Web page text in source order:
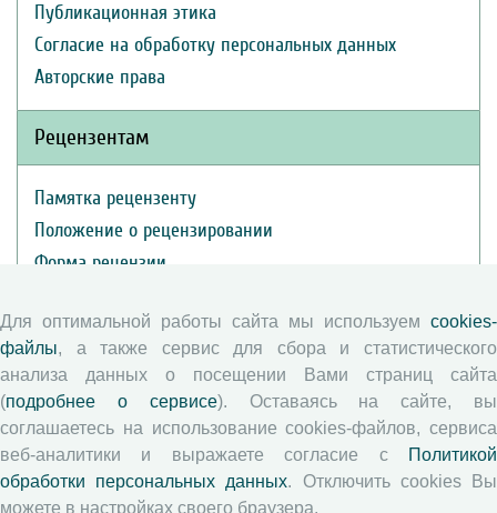
Публикационная этика
Согласие на обработку персональных данных
Авторские права
Рецензентам
Памятка рецензенту
Положение о рецензировании
Форма рецензии
Журналы ВолНЦ РАН
Экономические и социальные перемены
Проблемы развития территории
Вопросы территориального развития
Социальное пространство
Для оптимальной работы сайта мы используем cookies-
файлы, а также сервис для сбора и статистического
анализа данных о посещении Вами страниц сайта
(подробнее о сервисе). Оставаясь на сайте, вы
соглашаетесь на использование cookies-файлов, сервиса
веб-аналитики и выражаете согласие с
Политикой
обработки персональных данных. Отключить cookies Вы
можете в настройках своего браузера.